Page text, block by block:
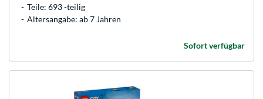
Teile: 693 -teilig
Altersangabe: ab 7 Jahren
Sofort verfügbar